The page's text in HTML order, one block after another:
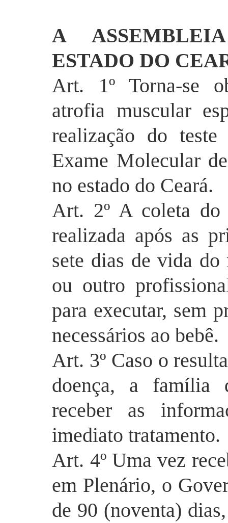
A
ESTADO DO
Art. 1º Torna-se
atrofia muscular
realização do
Exame Molecular
no estado do Ceará.
Art. 2º A coleta do
realizada após as
sete dias de vida do
ou outro
para executar, sem
necessários ao bebê.
Art. 3º Caso o
doença, a família
receber as
imediato tratamento.
Art. 4º Uma vez
em Plenário, o
de 90 (noventa)